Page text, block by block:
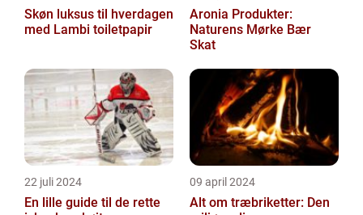
Skøn luksus til hverdagen
med Lambi toiletpapir
Aronia Produkter:
Naturens Mørke Bær
Skat
22 juli 2024
En lille guide til de rette
09 april 2024
Alt om træbriketter: Den